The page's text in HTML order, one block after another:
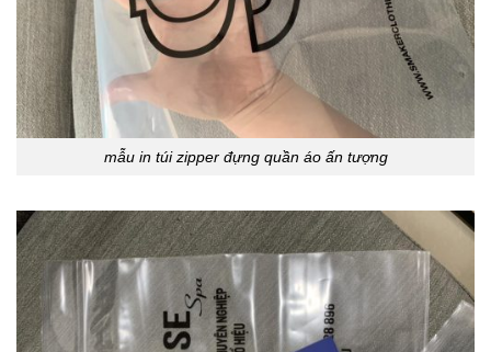
mẫu in túi zipper đựng quần áo ấn tượng